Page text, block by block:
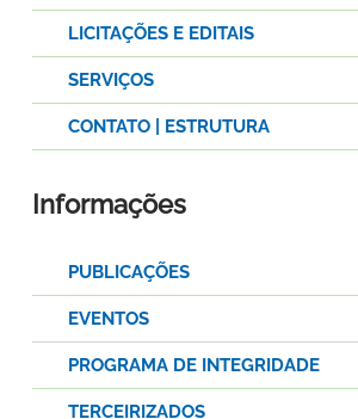
LICITAÇÕES E EDITAIS
SERVIÇOS
CONTATO | ESTRUTURA
Informações
PUBLICAÇÕES
EVENTOS
PROGRAMA DE INTEGRIDADE
TERCEIRIZADOS